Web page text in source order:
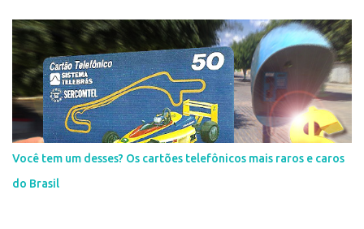
Você tem um desses? Os cartões telefônicos mais raros e caros
do Brasil